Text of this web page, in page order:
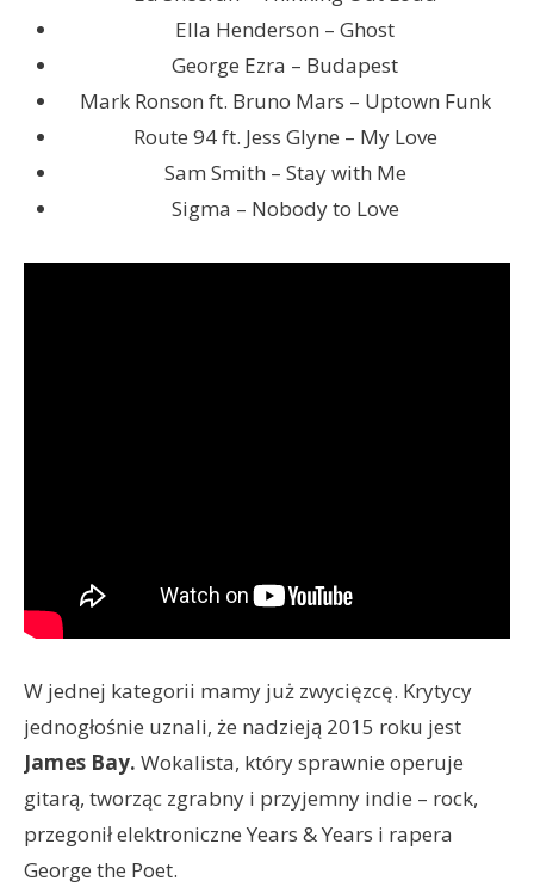
Ella Henderson – Ghost
George Ezra – Budapest
Mark Ronson ft. Bruno Mars – Uptown Funk
Route 94 ft. Jess Glyne – My Love
Sam Smith – Stay with Me
Sigma – Nobody to Love
W jednej kategorii mamy już zwycięzcę. Krytycy
jednogłośnie uznali, że nadzieją 2015 roku jest
James Bay. Wokalista, który sprawnie operuje
gitarą, tworząc zgrabny i przyjemny indie – rock,
przegonił elektroniczne Years & Years i rapera
George the Poet.